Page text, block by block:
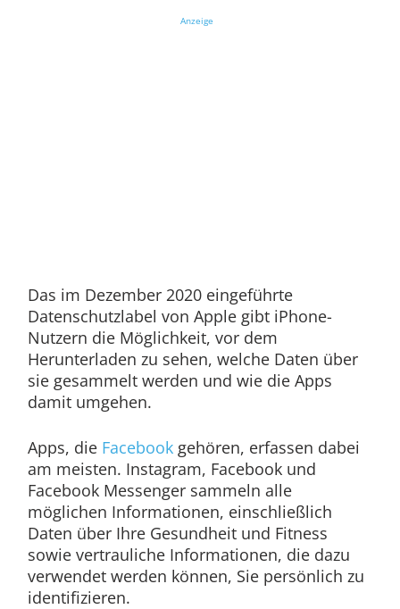
Anzeige
Das im Dezember 2020 eingeführte
Datenschutzlabel von Apple gibt iPhone-
Nutzern die Möglichkeit, vor dem
Herunterladen zu sehen, welche Daten über
sie gesammelt werden und wie die Apps
damit umgehen.
Apps, die Facebookgehören, erfassen dabei
am meisten. Instagram, Facebook und
Facebook Messenger sammeln alle
möglichen Informationen, einschließlich
Daten über Ihre Gesundheit und Fitness
sowie vertrauliche Informationen, die dazu
verwendet werden können, Sie persönlich zu
identifizieren.